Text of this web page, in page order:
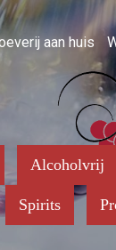
aan huis
Alcoholvrij
Spirits